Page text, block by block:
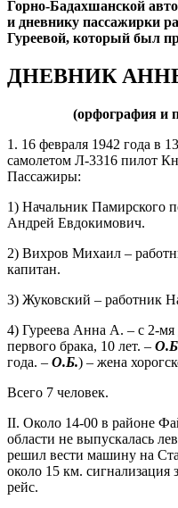
Горно-Бадахшанской
и дневнику пассажирки
Гуреевой, который был
ДНЕВНИК
(орфография и
1. 16 февраля 1942 года в
самолетом Л-3316 пилот
Пассажиры:
1) Начальник Памирского
Андрей Евдокимович.
2) Вихров Михаил –
капитан.
3) Жуковский – работник
4) Гуреева Анна А. – с 2-
первого брака, 10 лет. –
года. – О.Б.) – жена
Всего 7 человек.
II. Около 14-00 в районе
области не выпускалась
решил вести машину на
около 15 км. сигнализация
рейс.